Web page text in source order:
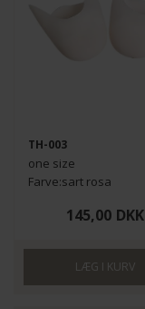
TH-003
one size
Farve:sart rosa
145,00 DKK